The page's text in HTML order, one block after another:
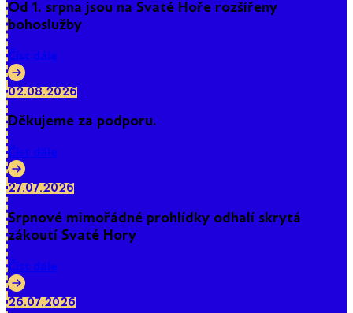
Od 1. srpna jsou na Svaté Hoře rozšířeny
bohoslužby
Číst dále
02.08.2026
Děkujeme za podporu.
Číst dále
27.07.2026
Srpnové mimořádné prohlídky odhalí skrytá
zákoutí Svaté Hory
Číst dále
26.07.2026